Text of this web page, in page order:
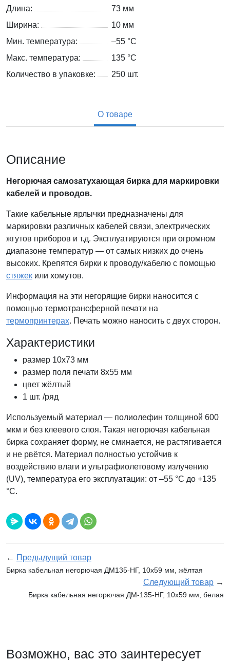
Длина:
73 мм
Ширина:
10 мм
Мин. температура:
–55 °С
Макс. температура:
135 °С
Количество в упаковке:
250 шт.
О товаре
Описание
Негорючая самозатухающая бирка для маркировки
кабелей и проводов.
Такие кабельные ярлычки предназначены для
маркировки различных кабелей связи, электрических
жгутов приборов и т.д. Эксплуатируются при огромном
диапазоне температур — от самых низких до очень
высоких. Крепятся бирки к проводу/кабелю с помощью
стяжек или хомутов.
Информация на эти негорящие бирки наносится с
помощью термотрансферной печати на
термопринтерах. Печать можно наносить с двух сторон.
Характеристики
размер 10х73 мм
размер поля печати 8х55 мм
цвет жёлтый
1 шт. /ряд
Используемый материал — полиолефин толщиной 600
мкм и без клеевого слоя. Такая негорючая кабельная
бирка сохраняет форму, не сминается, не растягивается
и не рвётся. Материал полностью устойчив к
воздействию влаги и ультрафиолетовому излучению
(UV), температура его эксплуатации: от –55 °С до +135
°С.
← Предыдущий товар
Бирка кабельная негорючая ДМ135-НГ, 10х59 мм, жёлтая
Следующий товар →
Бирка кабельная негорючая ДМ-135-НГ, 10х59 мм, белая
Возможно, вас это заинтересует